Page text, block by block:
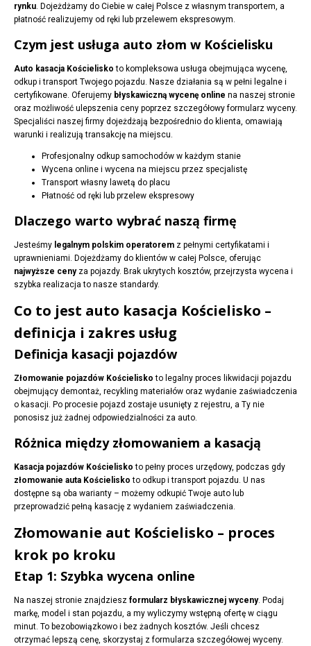
rynku. Dojeżdżamy do Ciebie w całej Polsce z własnym transportem, a
płatność realizujemy od ręki lub przelewem ekspresowym.
Czym jest usługa auto złom w Kościelisku
Auto kasacja Kościelisko to kompleksowa usługa obejmująca wycenę,
odkup i transport Twojego pojazdu. Nasze działania są w pełni legalne i
certyfikowane. Oferujemy błyskawiczną wycenę online na naszej stronie
oraz możliwość ulepszenia ceny poprzez szczegółowy formularz wyceny.
Specjaliści naszej firmy dojeżdżają bezpośrednio do klienta, omawiają
warunki i realizują transakcję na miejscu.
Profesjonalny odkup samochodów w każdym stanie
Wycena online i wycena na miejscu przez specjalistę
Transport własny lawetą do placu
Płatność od ręki lub przelew ekspresowy
Dlaczego warto wybrać naszą firmę
Jesteśmy legalnym polskim operatorem z pełnymi certyfikatami i
uprawnieniami. Dojeżdżamy do klientów w całej Polsce, oferując
najwyższe cenyza pojazdy. Brak ukrytych kosztów, przejrzysta wycena i
szybka realizacja to nasze standardy.
Co to jest auto kasacja Kościelisko –
definicja i zakres usług
Definicja kasacji pojazdów
Złomowanie pojazdów Kościelisko to legalny proces likwidacji pojazdu
obejmujący demontaż, recykling materiałów oraz wydanie zaświadczenia
o kasacji. Po procesie pojazd zostaje usunięty z rejestru, a Ty nie
ponosisz już żadnej odpowiedzialności za auto.
Różnica między złomowaniem a kasacją
Kasacja pojazdów Kościelisko to pełny proces urzędowy, podczas gdy
złomowanie auta Kościelisko to odkup i transport pojazdu. U nas
dostępne są oba warianty – możemy odkupić Twoje auto lub
przeprowadzić pełną kasację z wydaniem zaświadczenia.
Złomowanie aut Kościelisko – proces
krok po kroku
Etap 1: Szybka wycena online
Na naszej stronie znajdziesz formularz błyskawicznej wyceny. Podaj
markę, model i stan pojazdu, a my wyliczymy wstępną ofertę w ciągu
minut. To bezobowiązkowo i bez żadnych kosztów. Jeśli chcesz
otrzymać lepszą cenę, skorzystaj z formularza szczegółowej wyceny.